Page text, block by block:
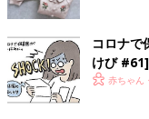
コロナで
けび #61]
赤ちゃん